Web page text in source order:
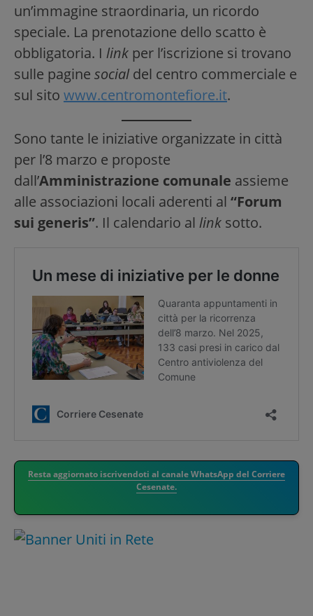
un’immagine straordinaria, un ricordo
speciale. La prenotazione dello scatto è
obbligatoria. I link per l’iscrizione si trovano
sulle pagine socialdel centro commerciale e
sul sito www.centromontefiore.it.
Sono tante le iniziative organizzate in città
per l’8 marzo e proposte
dall’Amministrazione comunale assieme
alle associazioni locali aderenti al “Forum
sui generis”. Il calendario al link sotto.
Resta aggiornato iscrivendoti al canale WhatsApp del Corriere
Cesenate.